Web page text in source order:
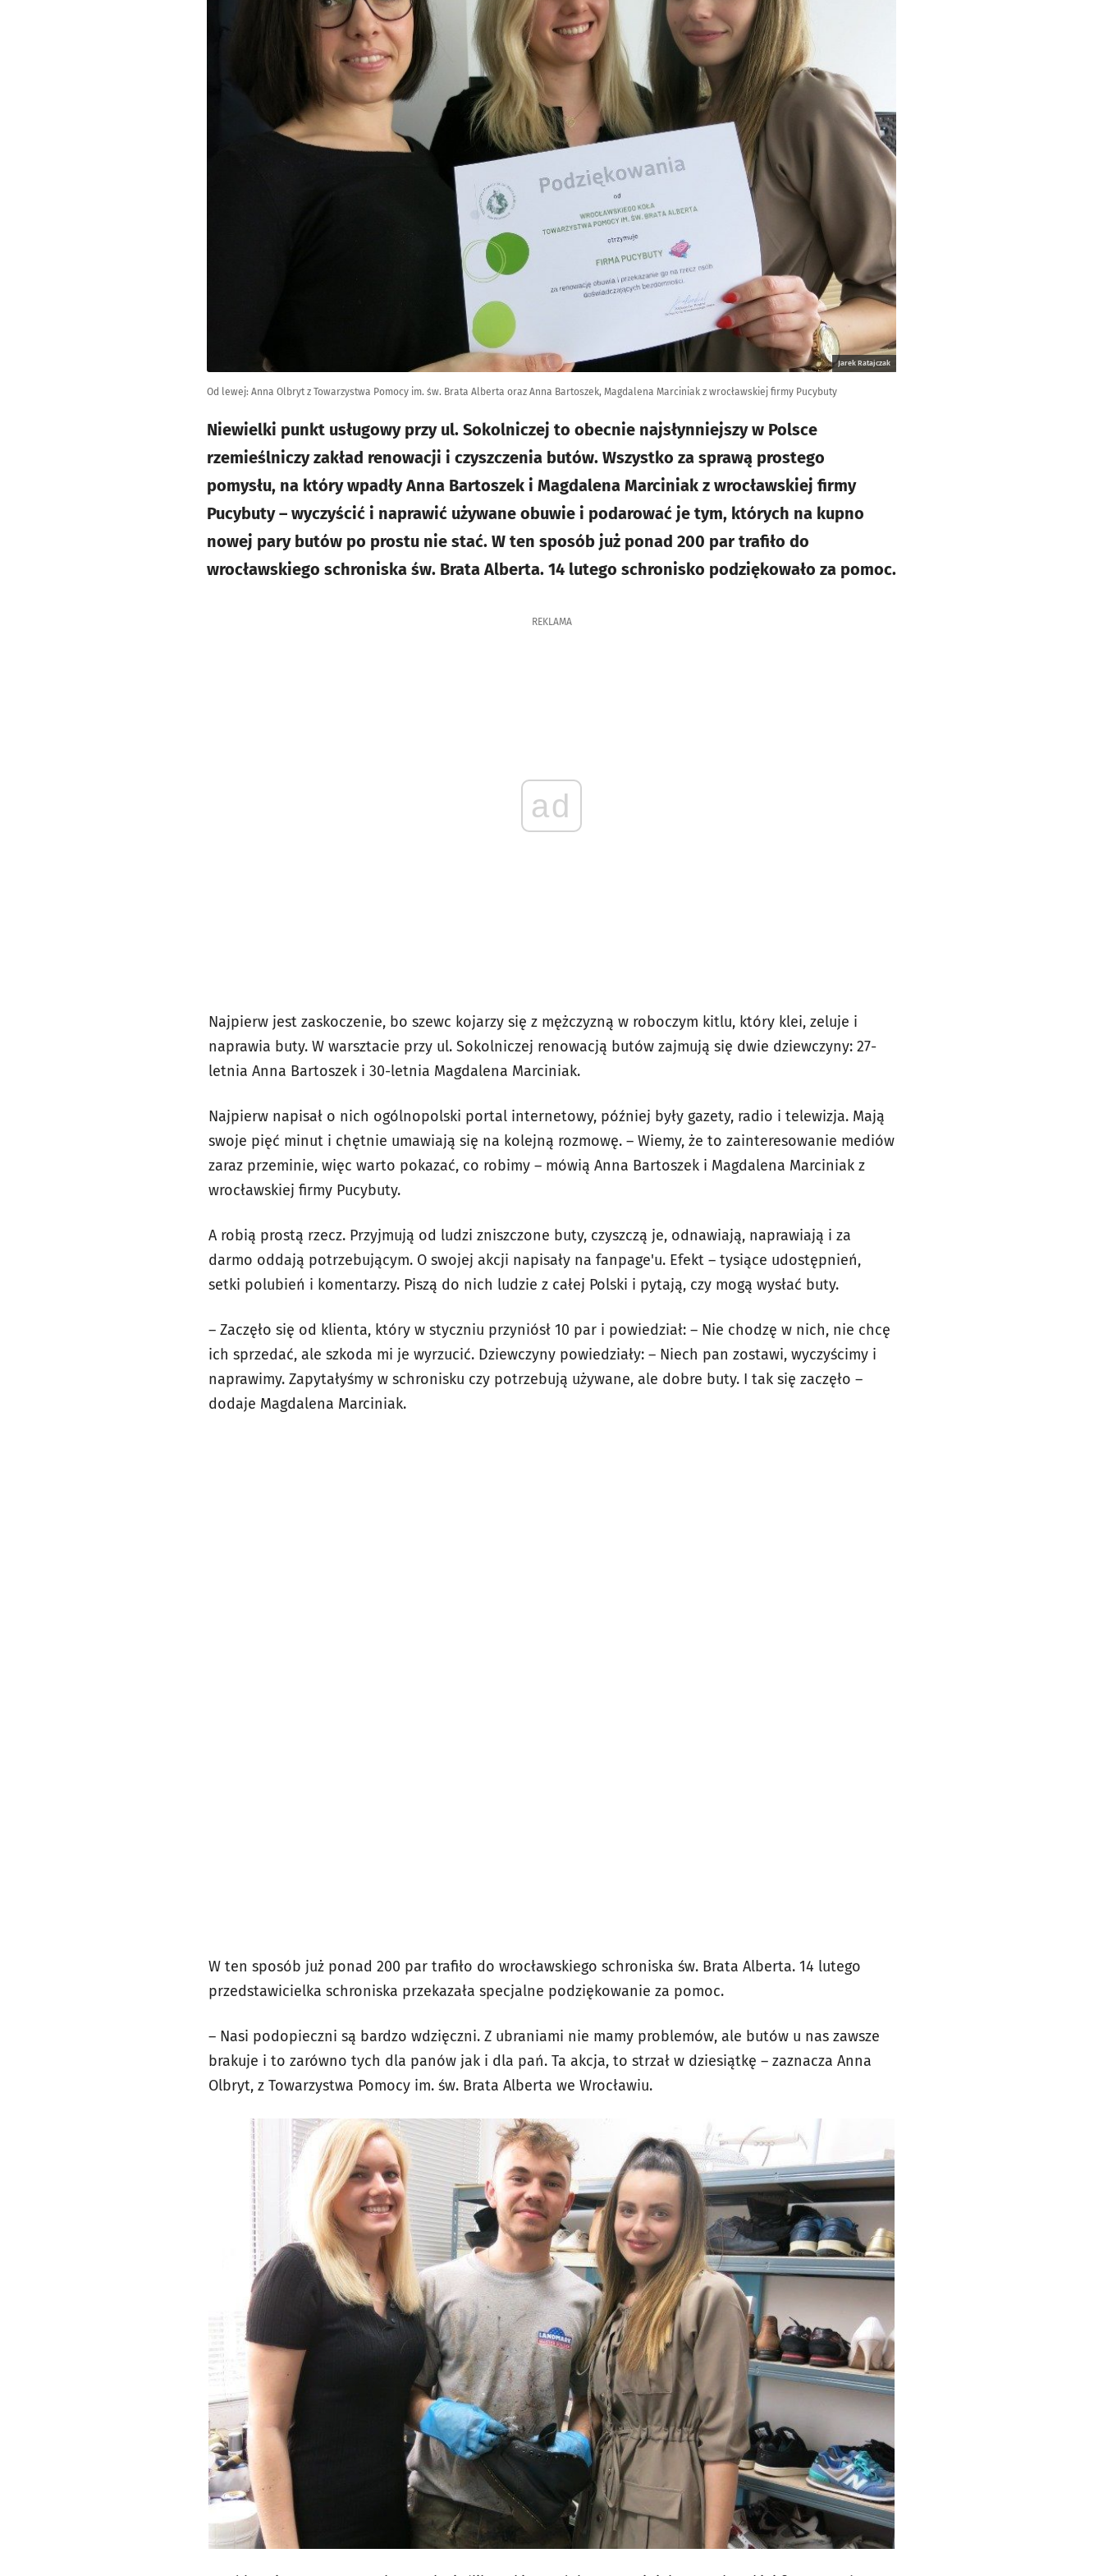
Jarek Ratajczak
Od lewej: Anna Olbryt z Towarzystwa Pomocy im. św. Brata Alberta oraz Anna Bartoszek, Magdalena Marciniak z wrocławskiej firmy Pucybuty
Niewielki punkt usługowy przy ul. Sokolniczej to obecnie najsłynniejszy w Polsce
rzemieślniczy zakład renowacji i czyszczenia butów. Wszystko za sprawą prostego
pomysłu, na który wpadły Anna Bartoszek i Magdalena Marciniak z wrocławskiej firmy
Pucybuty – wyczyścić i naprawić używane obuwie i podarować je tym, których na kupno
nowej pary butów po prostu nie stać. W ten sposób już ponad 200 par trafiło do
wrocławskiego schroniska św. Brata Alberta. 14 lutego schronisko podziękowało za pomoc.
REKLAMA
ad
Najpierw jest zaskoczenie, bo szewc kojarzy się z mężczyzną w roboczym kitlu, który klei, zeluje i
naprawia buty. W warsztacie przy ul. Sokolniczej renowacją butów zajmują się dwie dziewczyny: 27-
letnia Anna Bartoszek i 30-letnia Magdalena Marciniak.
Najpierw napisał o nich ogólnopolski portal internetowy, później były gazety, radio i telewizja. Mają
swoje pięć minut i chętnie umawiają się na kolejną rozmowę. – Wiemy, że to zainteresowanie mediów
zaraz przeminie, więc warto pokazać, co robimy – mówią Anna Bartoszek i Magdalena Marciniak z
wrocławskiej firmy Pucybuty.
A robią prostą rzecz. Przyjmują od ludzi zniszczone buty, czyszczą je, odnawiają, naprawiają i za
darmo oddają potrzebującym. O swojej akcji napisały na fanpage'u. Efekt – tysiące udostępnień,
setki polubień i komentarzy. Piszą do nich ludzie z całej Polski i pytają, czy mogą wysłać buty.
– Zaczęło się od klienta, który w styczniu przyniósł 10 par i powiedział: – Nie chodzę w nich, nie chcę
ich sprzedać, ale szkoda mi je wyrzucić. Dziewczyny powiedziały: – Niech pan zostawi, wyczyścimy i
naprawimy. Zapytałyśmy w schronisku czy potrzebują używane, ale dobre buty. I tak się zaczęło –
dodaje Magdalena Marciniak.
W ten sposób już ponad 200 par trafiło do wrocławskiego schroniska św. Brata Alberta. 14 lutego
przedstawicielka schroniska przekazała specjalne podziękowanie za pomoc.
– Nasi podopieczni są bardzo wdzięczni. Z ubraniami nie mamy problemów, ale butów u nas zawsze
brakuje i to zarówno tych dla panów jak i dla pań. Ta akcja, to strzał w dziesiątkę – zaznacza Anna
Olbryt, z Towarzystwa Pomocy im. św. Brata Alberta we Wrocławiu.